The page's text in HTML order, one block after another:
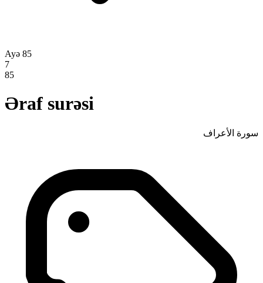
Ayə 85
7
85
Əraf surəsi
سورة الأعراف